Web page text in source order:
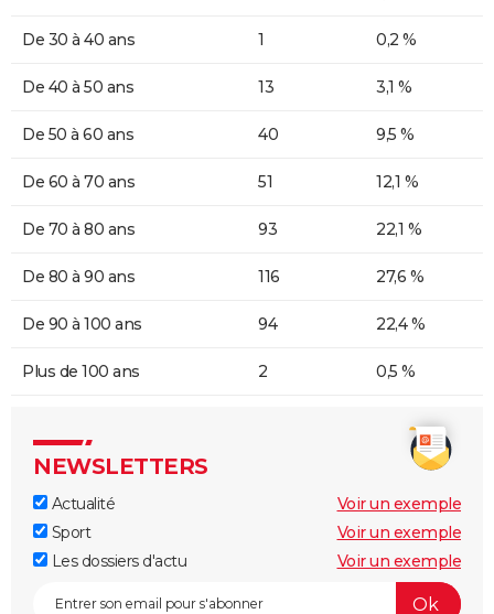
De 30 à 40 ans 1 0,2 %
De 40 à 50 ans 13 3,1 %
De 50 à 60 ans 40 9,5 %
De 60 à 70 ans 51 12,1 %
De 70 à 80 ans 93 22,1 %
De 80 à 90 ans 116 27,6 %
De 90 à 100 ans 94 22,4 %
Plus de 100 ans 2 0,5 %
NEWSLETTERS
Actualité
Voir un exemple
Sport
Voir un exemple
Les dossiers d'actu
Voir un exemple